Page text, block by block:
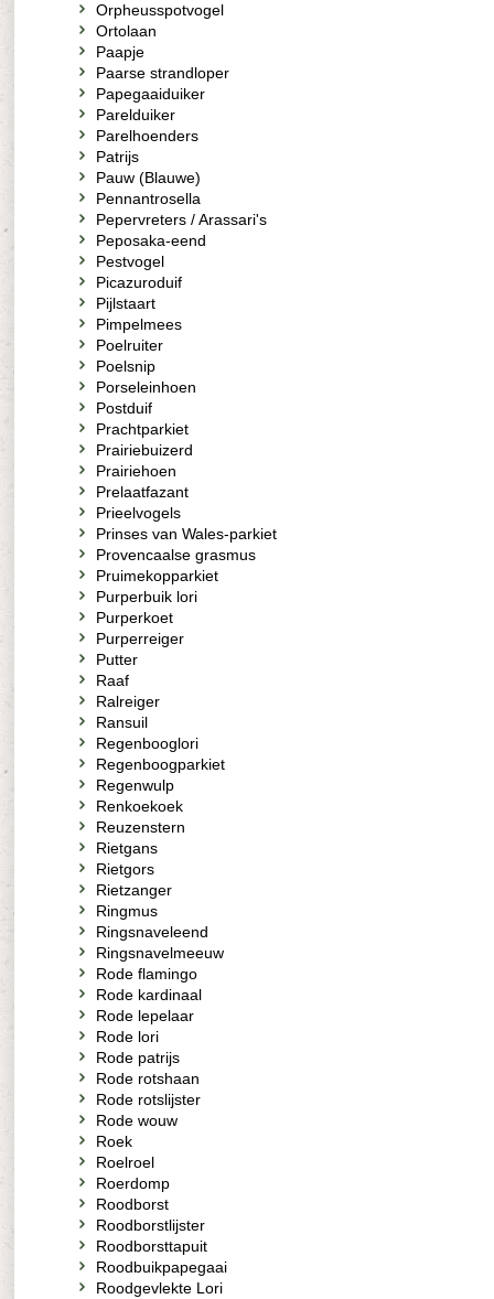
Orpheusspotvogel
Ortolaan
Paapje
Paarse strandloper
Papegaaiduiker
Parelduiker
Parelhoenders
Patrijs
Pauw (Blauwe)
Pennantrosella
Pepervreters / Arassari's
Peposaka-eend
Pestvogel
Picazuroduif
Pijlstaart
Pimpelmees
Poelruiter
Poelsnip
Porseleinhoen
Postduif
Prachtparkiet
Prairiebuizerd
Prairiehoen
Prelaatfazant
Prieelvogels
Prinses van Wales-parkiet
Provencaalse grasmus
Pruimekopparkiet
Purperbuik lori
Purperkoet
Purperreiger
Putter
Raaf
Ralreiger
Ransuil
Regenbooglori
Regenboogparkiet
Regenwulp
Renkoekoek
Reuzenstern
Rietgans
Rietgors
Rietzanger
Ringmus
Ringsnaveleend
Ringsnavelmeeuw
Rode flamingo
Rode kardinaal
Rode lepelaar
Rode lori
Rode patrijs
Rode rotshaan
Rode rotslijster
Rode wouw
Roek
Roelroel
Roerdomp
Roodborst
Roodborstlijster
Roodborsttapuit
Roodbuikpapegaai
Roodgevlekte Lori